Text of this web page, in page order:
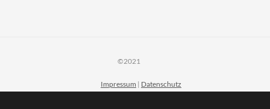
©2021
Impressum | Datenschutz